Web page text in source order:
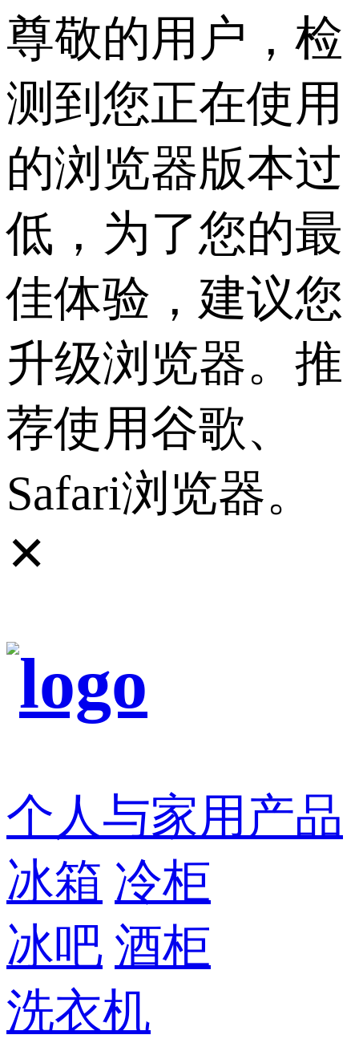
尊敬的用户，检
测到您正在使用
的浏览器版本过
低，为了您的最
佳体验，建议您
升级浏览器。推
荐使用谷歌、
Safari浏览器。
✕
个人与家用产品
冰箱 冷柜
冰吧 酒柜
洗衣机